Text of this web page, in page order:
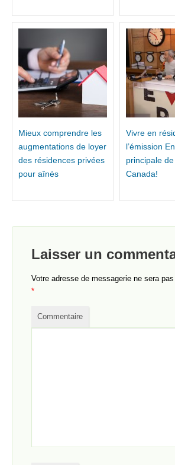
Mieux comprendre les
augmentations de loyer
des résidences privées
pour aînés
Vivre en
l’émission
principale
Canada!
Laisser un
Votre adresse de messagerie ne sera
*
Commentaire